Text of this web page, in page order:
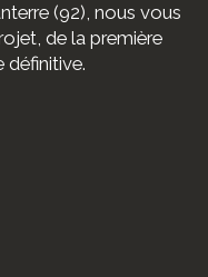
(92), nous vous
de la première
définitive.